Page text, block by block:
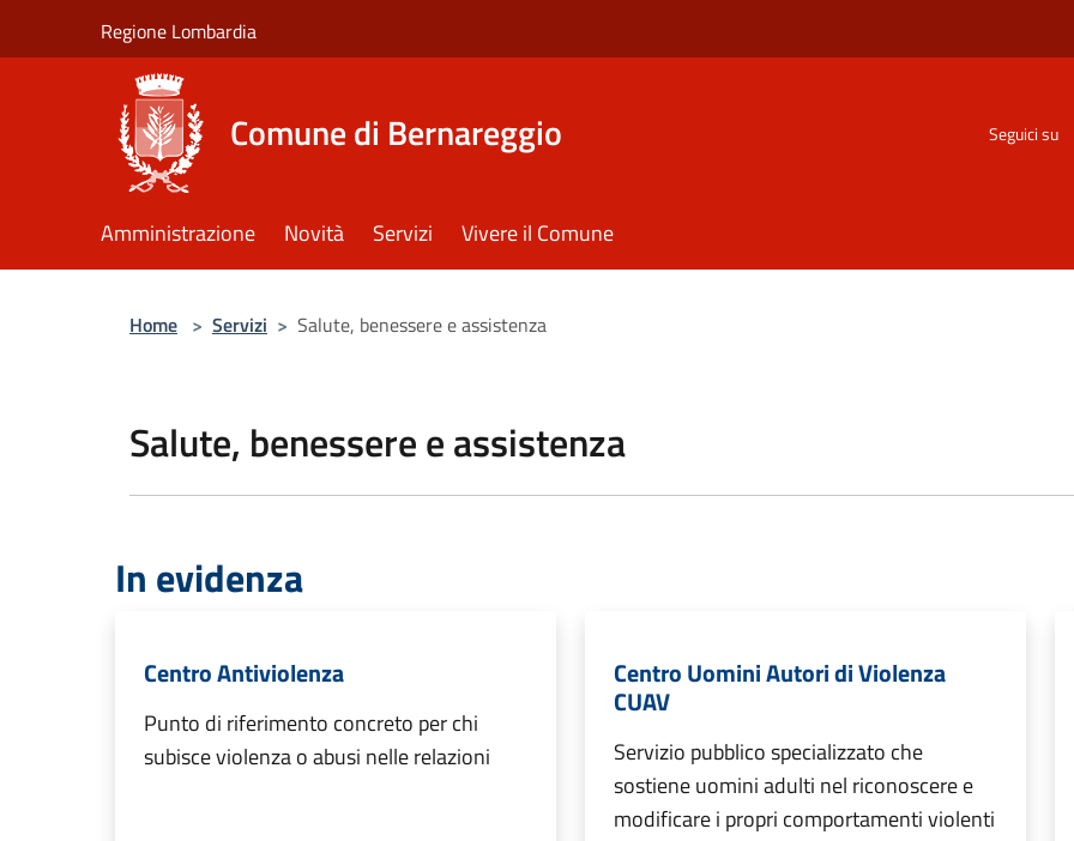
Regione Lombardia
Comune di Bernareggio Seguici su
Amministrazione Novità Servizi Vivere il Comune
Home > Servizi > Salute, benessere e assistenza
Salute, benessere e assistenza
In evidenza
Centro Antiviolenza
Punto di riferimento concreto per chi
subisce violenza o abusi nelle relazioni
Centro Uomini Autori di Violenza
CUAV
Servizio pubblico specializzato che
sostiene uomini adulti nel riconoscere e
modificare i propri comportamenti violenti